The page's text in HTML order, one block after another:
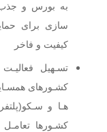
به بورس و جذب
سازی برای
کیفیت و فاخر
تسـهیل
کشـورهای
هـا و
کشـورها